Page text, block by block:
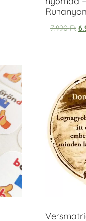
7.990Ft